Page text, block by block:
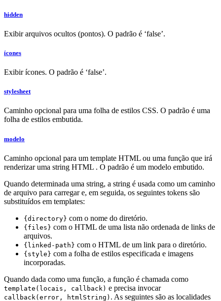
hidden
Exibir arquivos ocultos (pontos). O padrão é ‘false’.
ícones
Exibir ícones. O padrão é ‘false’.
stylesheet
Caminho opcional para uma folha de estilos CSS. O padrão é uma
folha de estilos embutida.
modelo
Caminho opcional para um template HTML ou uma função que irá
renderizar uma string HTML . O padrão é um modelo embutido.
Quando determinada uma string, a string é usada como um caminho
de arquivo para carregar e, em seguida, os seguintes tokens são
substituídos em templates:
{directory} com o nome do diretório.
{files} com o HTML de uma lista não ordenada de links de
arquivos.
{linked-path} com o HTML de um link para o diretório.
{style} com a folha de estilos especificada e imagens
incorporadas.
Quando dada como uma função, a função é chamada como
template(locais, callback) e precisa invocar
callback(error, htmlString) . As seguintes são as localidades